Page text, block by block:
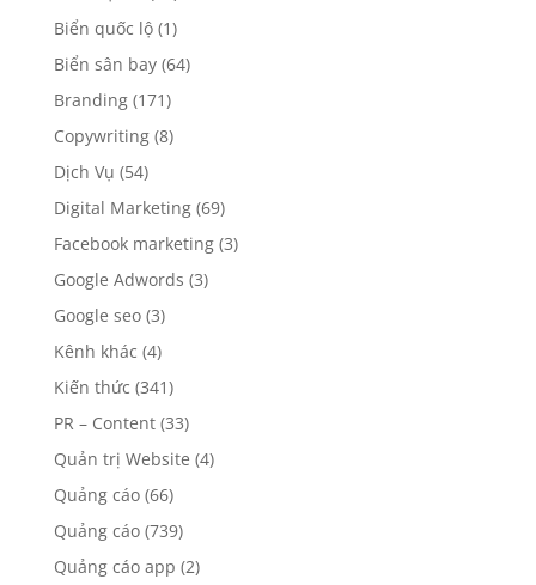
Biển quốc lộ(1)
Biển sân bay(64)
Branding(171)
Copywriting(8)
Dịch Vụ (54)
Digital Marketing(69)
Facebook marketing(3)
Google Adwords (3)
Google seo(3)
Kênh khác (4)
Kiến thức (341)
PR – Content(33)
Quản trị Website (4)
Quảng cáo(66)
Quảng cáo(739)
Quảng cáo app (2)